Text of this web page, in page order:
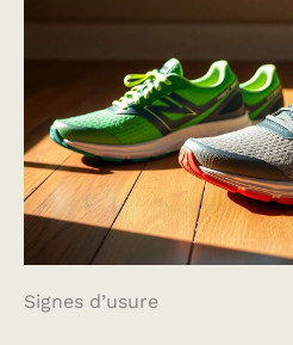
Signes d’usure